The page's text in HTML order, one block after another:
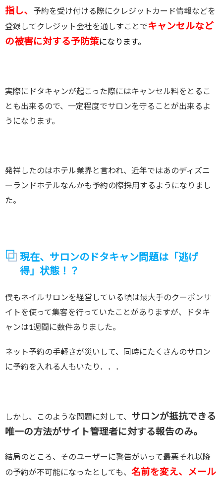
指し、
予約を受け付ける際にクレジットカード情報などを
登録してクレジット会社を通しすことでキャンセルなど
の被害に対する予防策になります。
実際にドタキャンが起こった際にはキャンセル料をとるこ
とも出来るので、一定程度でサロンを守ることが出来るよ
うになります。
発祥したのはホテル業界と言われ、近年ではあのディズニ
ーランドホテルなんかも予約の際採用するようになりまし
た。
現在、サロンのドタキャン問題は「逃げ
得」状態！？
僕もネイルサロンを経営している頃は最大手のクーポンサ
イトを使って集客を行っていたことがありますが、ドタキ
ャンは1週間に数件ありました。
ネット予約の手軽さが災いして、同時にたくさんのサロン
に予約を入れる人もいたり．．．
しかし、このような問題に対して、 サロンが抵抗できる
唯一の方法がサイト管理者に対する報告のみ。
結局のところ、そのユーザーに警告がいって最悪それ以降
の予約が不可能になったとしても、 名前を変え、メール